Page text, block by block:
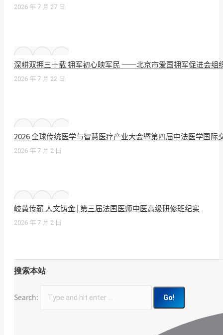
2026 年 7 月 27 日
深耕双拥三十载 拥军初心映军民 ——北京市爱国拥军促进会组
2026 年 7 月 22 日
2026 全球传统医学与智慧医疗产业大会暨第四届中法医学国际
2026 年 7 月 2 日
岐黄传薪 人文铸金 | 第三届法国医师中医高级研修班纪实
2026 年 7 月 2 日
搜索本站
Search: